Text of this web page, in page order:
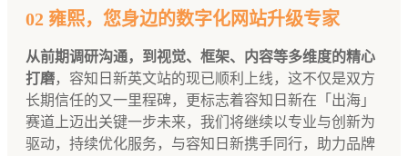
02 雍熙，您身边的数字化网站升级专家
从前期调研沟通，到视觉、框架、内容等多维度的精心
打磨，容知日新英文站的现已顺利上线，这不仅是双方
长期信任的又一里程碑，更标志着容知日新在「出海」
赛道上迈出关键一步未来，我们将继续以专业与创新为
驱动，持续优化服务，与容知日新携手同行，助力品牌